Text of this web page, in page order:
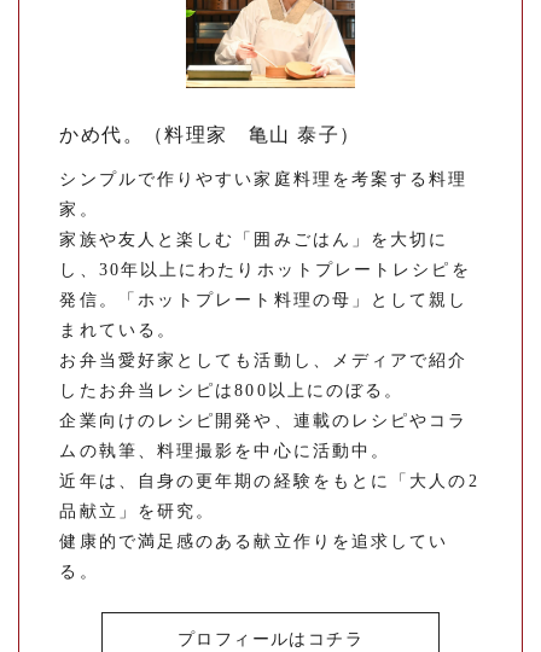
かめ代。（料理家 亀山 泰子）
シンプルで作りやすい家庭料理を考案する料理
家。
家族や友人と楽しむ「囲みごはん」を大切に
し、30年以上にわたりホットプレートレシピを
発信。「ホットプレート料理の母」として親し
まれている。
お弁当愛好家としても活動し、メディアで紹介
したお弁当レシピは800以上にのぼる。
企業向けのレシピ開発や、連載のレシピやコラ
ムの執筆、料理撮影を中心に活動中。
近年は、自身の更年期の経験をもとに「大人の2
品献立」を研究。
健康的で満足感のある献立作りを追求してい
る。
プロフィールはコチラ